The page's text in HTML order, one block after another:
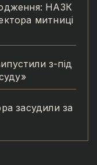
НАЗК
митниці
з-під
засудили за